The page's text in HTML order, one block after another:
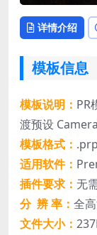
详情介绍
模板信息
模板说明： PR
渡预设
模板格式：
适用软件：
插件要求： 无
分 辨 率： 全
文件大小：